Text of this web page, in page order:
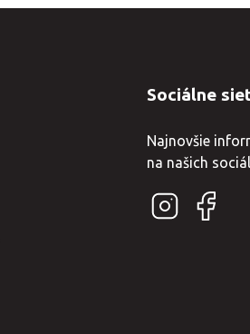
Sociálne
Najnovšie
na našich